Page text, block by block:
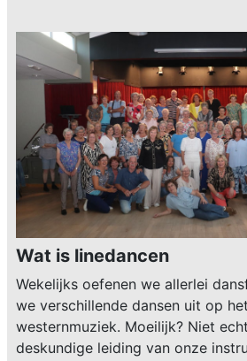
Wat is linedancen
Wekelijks oefenen we allerlei
we verschillende dansen uit op
westernmuziek. Moeilijk? Niet
deskundige leiding van onze